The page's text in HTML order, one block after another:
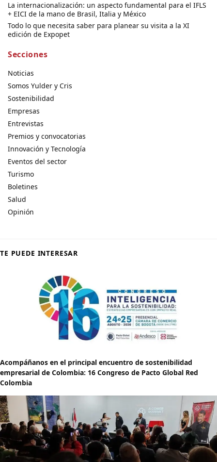
La internacionalización: un aspecto fundamental para el IFLS
+ EICI de la mano de Brasil, Italia y México
Todo lo que necesita saber para planear su visita a la XI
edición de Expopet
Secciones
Noticias
Somos Yulder y Cris
Sostenibilidad
Empresas
Entrevistas
Premios y convocatorias
Innovación y Tecnología
Eventos del sector
Turismo
Boletines
Salud
Opinión
TE PUEDE INTERESAR
Acompáñanos en el principal encuentro de sostenibilidad
empresarial de Colombia: 16 Congreso de Pacto Global Red
Colombia